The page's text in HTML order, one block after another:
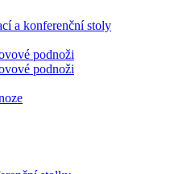
a konferenční stoly
podnoži
podnoži